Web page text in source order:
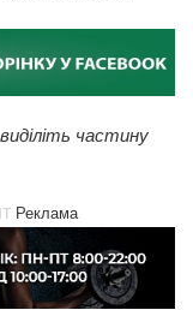
частину
Реклама